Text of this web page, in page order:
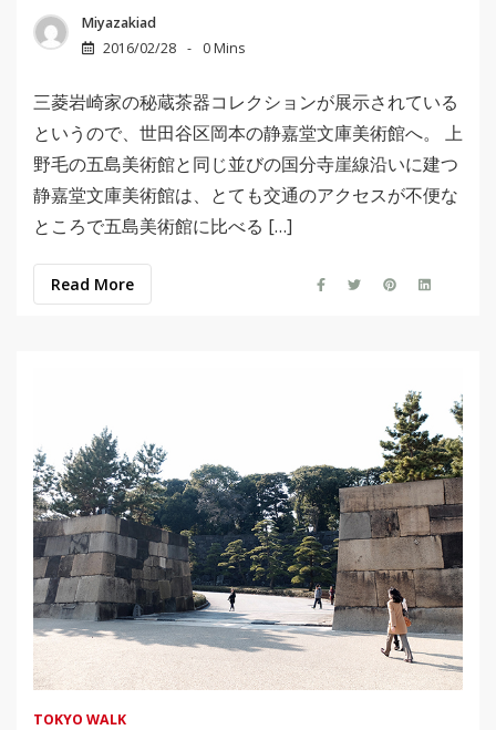
Miyazakiad
2016/02/28
0 Mins
三菱岩崎家の秘蔵茶器コレクションが展示されている
というので、世田谷区岡本の静嘉堂文庫美術館へ。 上
野毛の五島美術館と同じ並びの国分寺崖線沿いに建つ
静嘉堂文庫美術館は、とても交通のアクセスが不便な
ところで五島美術館に比べる […]
Read More
TOKYO WALK